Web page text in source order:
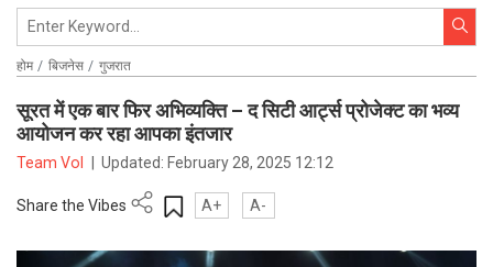
होम बिजनेस गुजरात
सूरत में एक बार फिर अभिव्यक्ति – द सिटी आर्ट्स प्रोजेक्ट का भव्य
आयोजन कर रहा आपका इंतजार
Team VoI Updated: February 28, 2025 12:12
Share the Vibes A+ A-